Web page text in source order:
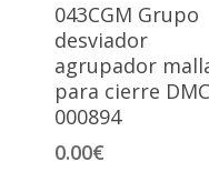
043CGM Grupo
desviador
agrupador
para cierre
000894
0.00€